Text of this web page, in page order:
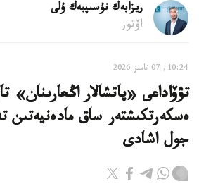
ريزابەك نۇسىپبەك ۇلى
اۆتور
10:24, 07 تامىز 2026
تۋۆاداعى «پاتشالار اڭعارىنان»
ەسكەرتكىشتەر ساق مادەنيەتىن
جول اشادى